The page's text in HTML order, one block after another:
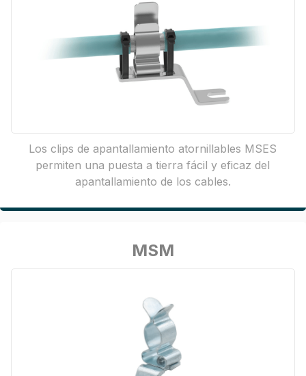
Los clips de apantallamiento atornillables MSES
permiten una puesta a tierra fácil y eficaz del
apantallamiento de los cables.
MSM